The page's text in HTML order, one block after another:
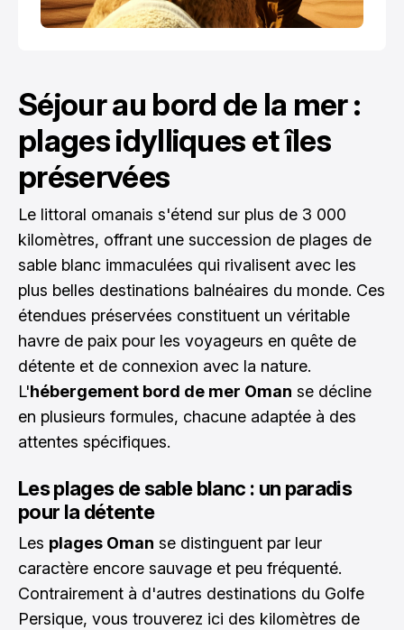
Séjour au bord de la mer :
plages idylliques et îles
préservées
Le littoral omanais s'étend sur plus de 3 000
kilomètres, offrant une succession de plages de
sable blanc immaculées qui rivalisent avec les
plus belles destinations balnéaires du monde. Ces
étendues préservées constituent un véritable
havre de paix pour les voyageurs en quête de
détente et de connexion avec la nature.
L'hébergement bord de mer Oman se décline
en plusieurs formules, chacune adaptée à des
attentes spécifiques.
Les plages de sable blanc : un paradis
pour la détente
Les plages Oman se distinguent par leur
caractère encore sauvage et peu fréquenté.
Contrairement à d'autres destinations du Golfe
Persique, vous trouverez ici des kilomètres de